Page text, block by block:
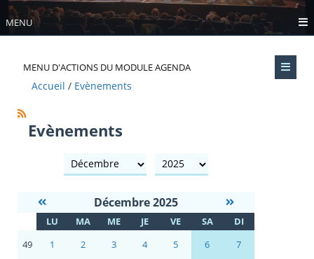
MENU
MENU D'ACTIONS DU MODULE AGENDA
Accueil Evènements
Evènements
mois année
Décembre 2025
LU MA ME JE VE SA
DI
49
1 2 3 4 5 6 7